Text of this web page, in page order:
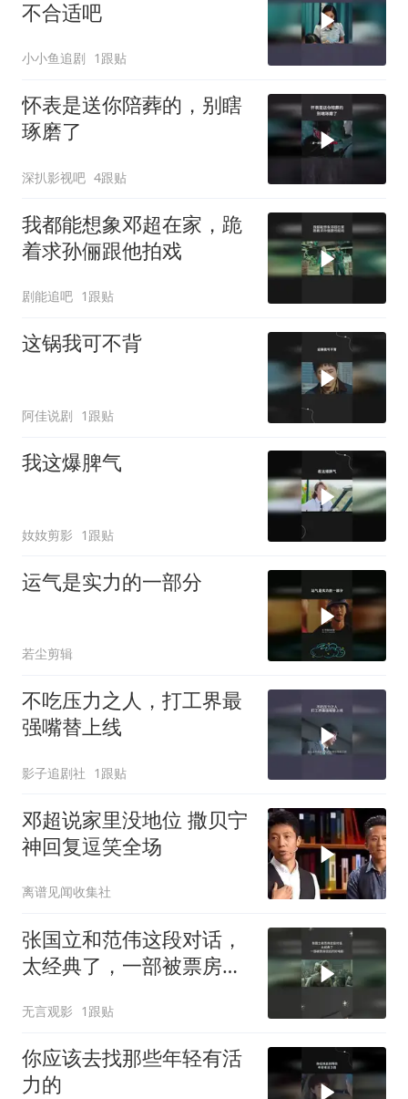
不合适吧
小小鱼追剧 1跟贴
怀表是送你陪葬的，别瞎
琢磨了
深扒影视吧 4跟贴
我都能想象邓超在家，跪
着求孙俪跟他拍戏
剧能追吧 1跟贴
这锅我可不背
阿佳说剧 1跟贴
我这爆脾气
奻奻剪影 1跟贴
运气是实力的一部分
若尘剪辑
不吃压力之人，打工界最
强嘴替上线
影子追剧社 1跟贴
邓超说家里没地位 撒贝宁
神回复逗笑全场
离谱见闻收集社
张国立和范伟这段对话，
太经典了，一部被票房低
无言观影 1跟贴
你应该去找那些年轻有活
力的